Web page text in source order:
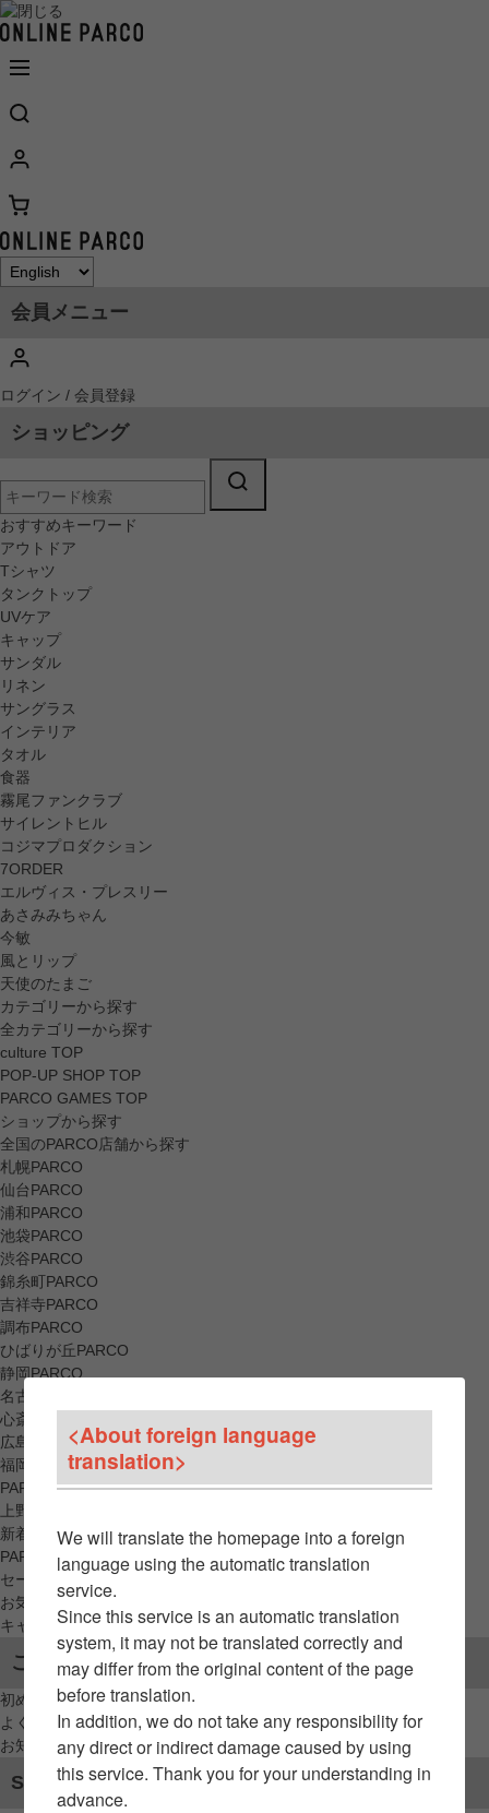
会員メニュー
ログイン / 会員登録
ショッピング
おすすめキーワード
アウトドア
Tシャツ
タンクトップ
UVケア
キャップ
サンダル
リネン
サングラス
インテリア
タオル
食器
霧尾ファンクラブ
サイレントヒル
コジマプロダクション
7ORDER
エルヴィス・プレスリー
あさみみちゃん
今敏
風とリップ
天使のたまご
カテゴリーから探す
全カテゴリーから探す
culture TOP
POP-UP SHOP TOP
PARCO GAMES TOP
ショップから探す
全国のPARCO店舗から探す
札幌PARCO
仙台PARCO
浦和PARCO
池袋PARCO
渋谷PARCO
錦糸町PARCO
吉祥寺PARCO
調布PARCO
ひばりが丘PARCO
静岡PARCO
名古屋PARCO
心斎橋PARCO
広島PARCO
福岡PARCO
PARCO_ya
上野
新着アイテムから探す
PARCO限定アイテムから探す
セールアイテムから探す
お気に入りから探す
キャンペーン/クーポン対象から探す
ご利用案内
初めてのお客様へ
よくあるご質問 / お問い合わせ
お知らせ
SNSアカウント
<About foreign language
translation>
We will translate the homepage into a foreign
language using the automatic translation
service.
Since this service is an automatic translation
system, it may not be translated correctly and
may differ from the original content of the page
before translation.
In addition, we do not take any responsibility for
any direct or indirect damage caused by using
this service. Thank you for your understanding in
advance.